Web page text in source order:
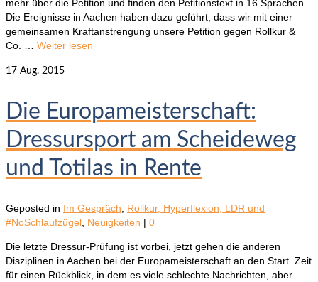
mehr über die Petition und finden den Petitionstext in 16 Sprachen.
Die Ereignisse in Aachen haben dazu geführt, dass wir mit einer
gemeinsamen Kraftanstrengung unsere Petition gegen Rollkur &
Co. … Weiter lesen
17 Aug. 2015
Die Europameisterschaft:
Dressursport am Scheideweg
und Totilas in Rente
Geposted in Im Gespräch
Rollkur, Hyperflexion, LDR und
#NoSchlaufzügel Neuigkeiten | 0
Die letzte Dressur-Prüfung ist vorbei, jetzt gehen die anderen
Disziplinen in Aachen bei der Europameisterschaft an den Start. Zeit
für einen Rückblick, in dem es viele schlechte Nachrichten, aber